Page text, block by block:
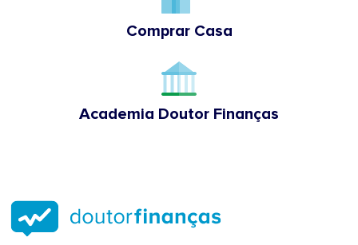
Comprar Casa
Academia Doutor Finanças